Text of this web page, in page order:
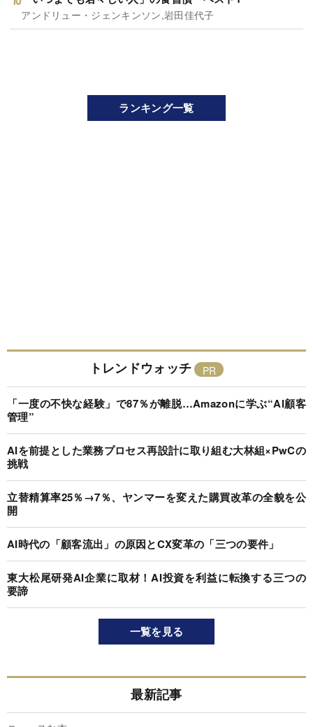
アンドリュー・ジェンキンソン,岩田佳代子
ランキング一覧
トレンドウォッチ
「一度の不快な経験」で87％が離脱…Amazonに学ぶ“AI顧客
管理”
AIを前提とした業務プロセス再設計に取り組む大林組×PwCの
挑戦
立替精算率25％→7％、ヤンマーを変えた購買改革の全貌を公
開
AI時代の「顧客流出」の原因とCX変革の「三つの要件」
東大松尾研発AI企業に取材！AI投資を利益に転換する三つの
要諦
一覧を見る
最新記事